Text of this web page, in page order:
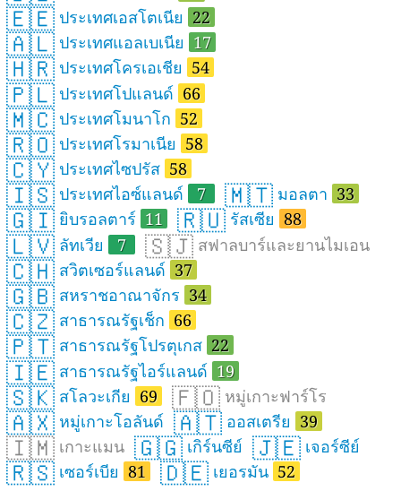
🇪🇪 ประเทศเอสโตเนีย 22
🇦🇱 ประเทศแอลเบเนีย 17
🇭🇷 ประเทศโครเอเชีย 54
🇵🇱 ประเทศโปแลนด์ 66
🇲🇨 ประเทศโมนาโก 52
🇷🇴 ประเทศโรมาเนีย 58
🇨🇾 ประเทศไซปรัส 58
🇮🇸 ประเทศไอซ์แลนด์ 7 🇲🇹 มอลตา 33
🇬🇮 ยิบรอลตาร์ 11 🇷🇺 รัสเซีย 88
🇱🇻 ลัทเวีย 7 🇸🇯 สฟาลบาร์และยานไมเอน
🇨🇭 สวิตเซอร์แลนด์ 37
🇬🇧 สหราชอาณาจักร 34
🇨🇿 สาธารณรัฐเช็ก 66
🇵🇹 สาธารณรัฐโปรตุเกส 22
🇮🇪 สาธารณรัฐไอร์แลนด์ 19
🇸🇰 สโลวะเกีย 69 🇫🇴 หมู่เกาะฟาร์โร
🇦🇽 หมู่เกาะโอลันด์ 🇦🇹 ออสเตรีย 39
🇮🇲 เกาะแมน 🇬🇬 เกิร์นซีย์ 🇯🇪 เจอร์ซีย์
🇷🇸 เซอร์เบีย 81 🇩🇪 เยอรมัน 52